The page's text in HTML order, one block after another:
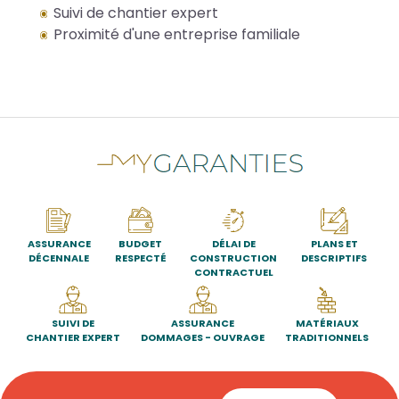
Suivi de chantier expert
Proximité d'une entreprise familiale
ASSURANCE
DÉCENNALE
BUDGET
RESPECTÉ
DÉLAI DE
CONSTRUCTION
CONTRACTUEL
PLANS ET
DESCRIPTIFS
SUIVI DE
CHANTIER EXPERT
ASSURANCE
DOMMAGES - OUVRAGE
MATÉRIAUX
TRADITIONNELS